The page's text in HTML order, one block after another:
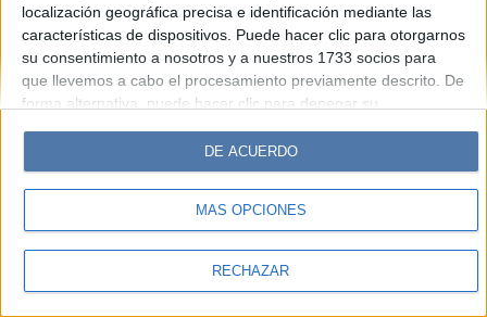
localización geográfica precisa e identificación mediante las
características de dispositivos. Puede hacer clic para otorgarnos
su consentimiento a nosotros y a nuestros 1733 socios para
que llevemos a cabo el procesamiento previamente descrito. De
forma alternativa, puede hacer clic para denegar su
cambiar sus preferencias antes de otorgar su consentimiento.
Tenga en cuenta que algún procesamiento de sus datos
personales puede no requerir de su consentimiento, pero usted
tiene el derecho de rechazar tal procesamiento. Sus
sus preferencias o retirar su consentimiento en cualquier
MÁS OPCIONES
RECHAZAR
DE ACUERDO